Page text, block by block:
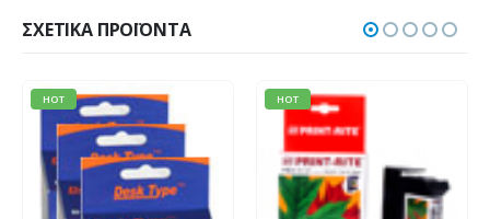
ΣΧΕΤΙΚΆ ΠΡΟΪΌΝΤΑ
HOT HOT